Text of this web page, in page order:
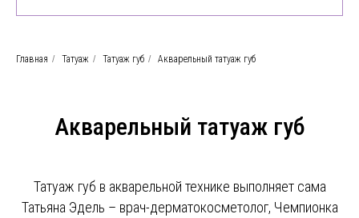
Главная / Татуаж / Татуаж губ / Акварельный татуаж губ
Акварельный татуаж губ
Татуаж губ в акварельной технике выполняет сама
Татьяна Эдель – врач-дерматокосметолог, Чемпионка